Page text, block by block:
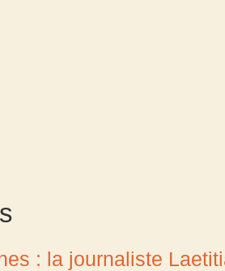
: la journaliste